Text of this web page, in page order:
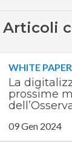
Articoli
WHITE PAPER
La
prossime
09 Gen 2024